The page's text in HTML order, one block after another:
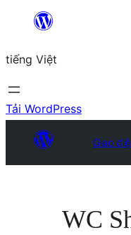
Chuyển
phần
nội
dung
tiếng Việt
Tải WordPress
Giao
WC